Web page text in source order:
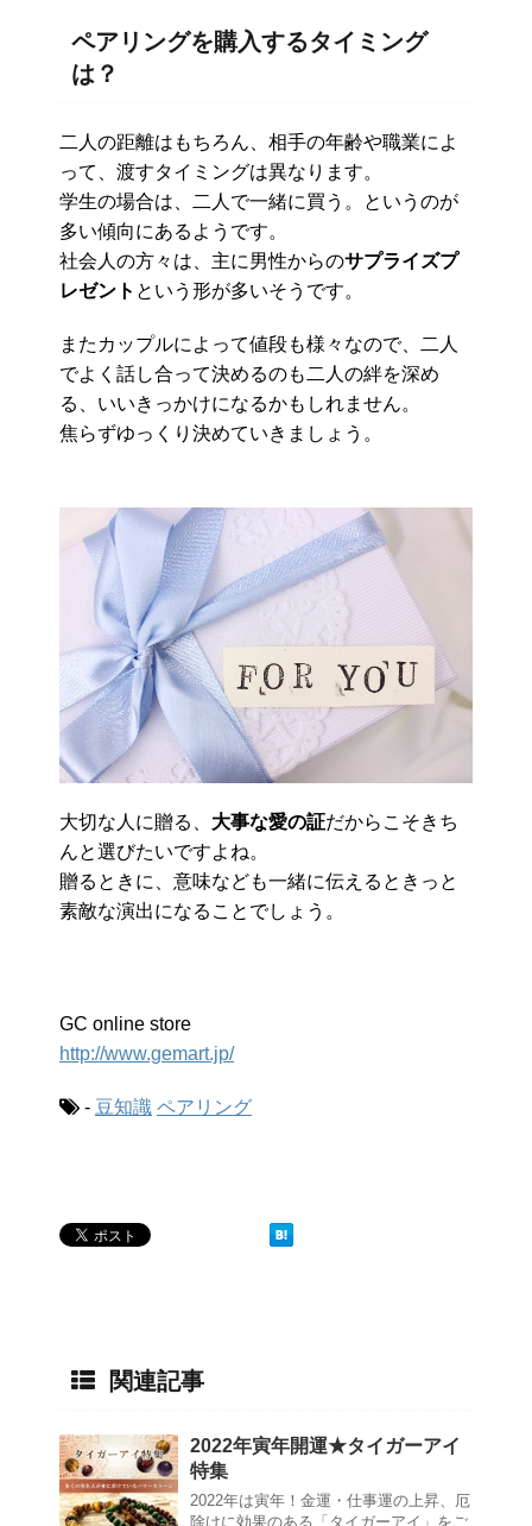
ペアリングを購入するタイミング
は？
二人の距離はもちろん、相手の年齢や職業によ
って、渡すタイミングは異なります。
学生の場合は、二人で一緒に買う。というのが
多い傾向にあるようです。
社会人の方々は、主に男性からのサプライズプ
レゼント という形が多いそうです。
またカップルによって値段も様々なので、二人
でよく話し合って決めるのも二人の絆を深め
る、いいきっかけになるかもしれません。
焦らずゆっくり決めていきましょう。
大切な人に贈る、 大事な愛の証だからこそきち
んと選びたいですよね。
贈るときに、意味なども一緒に伝えるときっと
素敵な演出になることでしょう。
GC online store
http://www.gemart.jp/
- 豆知識 ペアリング
関連記事
2022年寅年開運★タイガーアイ
特集
2022年は寅年！金運・仕事運の上昇、厄
除けに効果のある「タイガーアイ」をご